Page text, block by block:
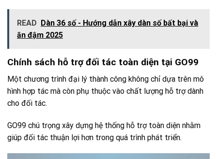
READ
Dàn 36 số - Hướng dẫn xây dàn số bất bại và
ăn đậm 2025
Chính sách hỗ trợ đối tác toàn diện tại GO99
Một chương trình đại lý thành công không chỉ dựa trên mô
hình hợp tác mà còn phụ thuộc vào chất lượng hỗ trợ dành
cho đối tác.
GO99 chú trọng xây dựng hệ thống hỗ trợ toàn diện nhằm
giúp đối tác thuận lợi hơn trong quá trình phát triển.